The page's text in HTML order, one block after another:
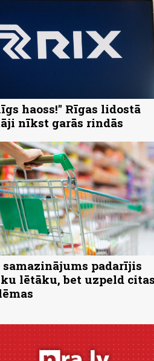
haoss!" Rīgas lidostā
nīkst garās rindās
samazinājums padarījis
lētāku, bet uzpeld citas